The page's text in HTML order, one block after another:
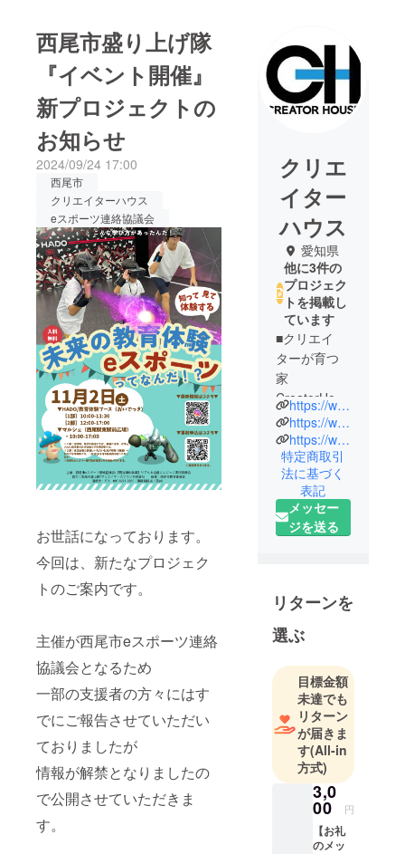
西尾市盛り上げ隊
『イベント開催』
新プロジェクトの
お知らせ
2024/09/24 17:00
西尾市
クリエイターハウス
eスポーツ連絡協議会
お世話になっております。
今回は、新たなプロジェク
トのご案内です。
主催が西尾市eスポーツ連絡
協議会となるため
一部の支援者の方々にはす
でにご報告させていただい
ておりましたが
情報が解禁となりましたの
で公開させていただきま
す。
クリエ
イター
ハウス
愛知県
他に3件の
プロジェク
トを掲載し
ています
■クリエイ
ターが育つ
家
CreatorHous
e
これまでの
取り組み
＞環境づく
り（教室・
施設・サー
ビスなど）
GUILD
・子ども大
学 探求ラボ
もっと楽し
く 学習ギル
ド
・新しいカ
タチの学校
づくり
＞協働企画
型（期間限
https://www.creatorhouse.net/
https://www.instagram.com/creatorhouse_edu
https://www.instagram.com/gakusyuguild/
特定商取引
法に基づく
表記
メッセー
ジを送る
リターンを
選ぶ
目標金額
未達でも
リターン
が届きま
す(All-in
方式)
3,0
00 円
【お礼
のメッ